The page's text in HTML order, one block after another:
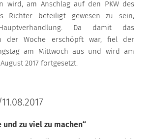
wird, am Anschlag auf den PKW des
Richter beteiligt gewesen zu sein,
Da damit das
der Woche erschöpft war, fiel der
am Mittwoch aus und wird am
2017 fortgesetzt.
und zu viel zu machen“